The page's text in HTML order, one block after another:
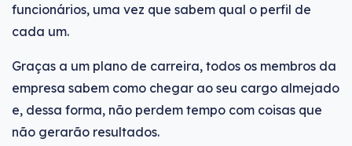
funcionários, uma vez que sabem qual o perfil de
cada um.
Graças a um plano de carreira, todos os membros da
empresa sabem como chegar ao seu cargo almejado
e, dessa forma, não perdem tempo com coisas que
não gerarão resultados.